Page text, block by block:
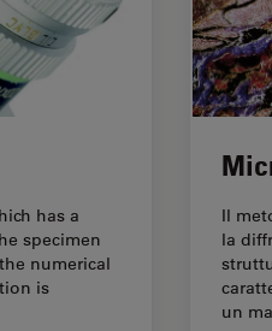
has a
specimen
numerical
is
Il
la
un